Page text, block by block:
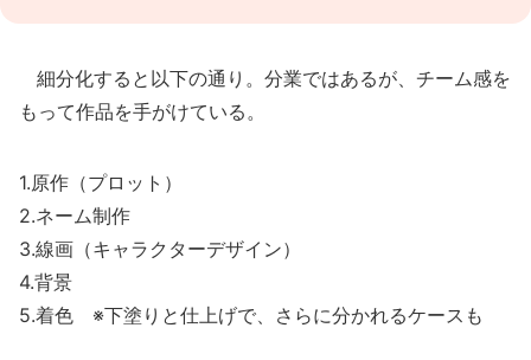
細分化すると以下の通り。分業ではあるが、チーム感を
もって作品を手がけている。
1.原作（プロット）
2.ネーム制作
3.線画（キャラクターデザイン）
4.背景
5.着色 ※下塗りと仕上げで、さらに分かれるケースも